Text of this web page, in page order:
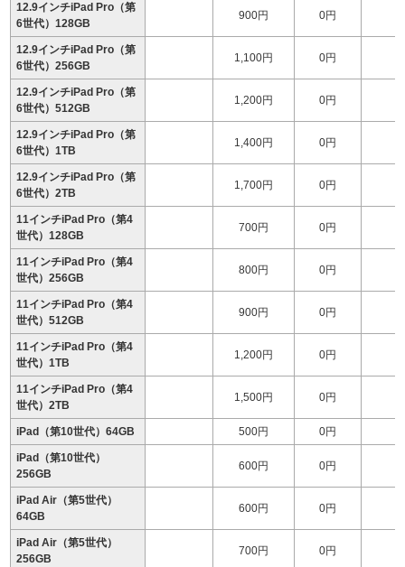
12.9インチiPad Pro（第
6世代）128GB
900円 0円
12.9インチiPad Pro（第
6世代）256GB
1,100円 0円
12.9インチiPad Pro（第
6世代）512GB
1,200円 0円
12.9インチiPad Pro（第
6世代）1TB
1,400円 0円
12.9インチiPad Pro（第
6世代）2TB
1,700円 0円
11インチiPad Pro（第4
世代）128GB
700円 0円
11インチiPad Pro（第4
世代）256GB
800円 0円
11インチiPad Pro（第4
世代）512GB
900円 0円
11インチiPad Pro（第4
世代）1TB
1,200円 0円
11インチiPad Pro（第4
世代）2TB
1,500円 0円
iPad（第10世代）64GB 500円 0円
iPad（第10世代）
256GB
600円 0円
iPad Air（第5世代）
64GB
600円 0円
iPad Air（第5世代）
256GB
700円 0円